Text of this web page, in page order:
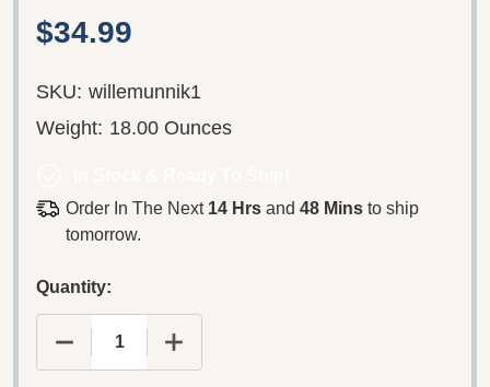
$34.99
SKU: willemunnik1
Weight: 18.00 Ounces
Order In The Next 14 Hrs and48 Mins to ship
tomorrow.
Quantity:
DECREASE QUANTITY OF EVANGELIEN AUS
INCREASE QUANTITY OF